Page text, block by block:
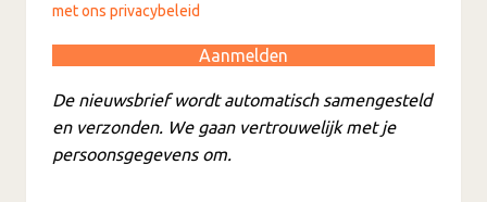
met ons privacybeleid
De nieuwsbrief wordt automatisch samengesteld
en verzonden. We gaan vertrouwelijk met je
persoonsgegevens om.